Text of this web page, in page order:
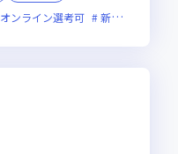
オンライン選考可 新技術に積極的